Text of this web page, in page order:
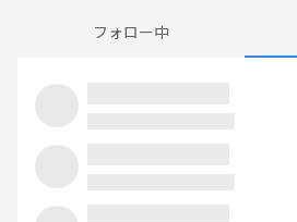
フォロー中